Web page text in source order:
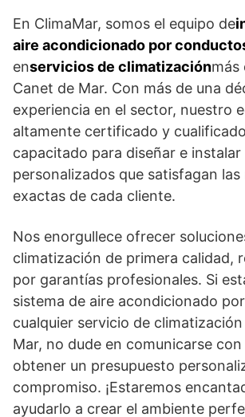
En ClimaMar, somos el equipo de
aire acondicionado por
enservicios de climatizaciónmás
Canet de Mar. Con más de una
experiencia en el sector, nuestro
altamente certificado y
capacitado para diseñar e instalar
personalizados que satisfagan las
exactas de cada cliente.
Nos enorgullece ofrecer
climatización de primera calidad,
por garantías profesionales. Si
sistema de aire acondicionado
cualquier servicio de climatización
Mar, no dude en comunicarse
obtener un presupuesto
compromiso. ¡Estaremos
ayudarlo a crear el ambiente